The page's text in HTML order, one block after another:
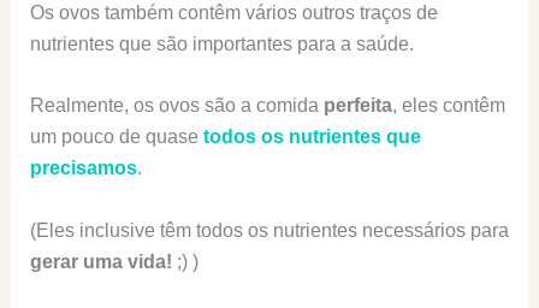
Os ovos também contêm vários outros traços de
nutrientes que são importantes para a saúde.
Realmente, os ovos são a comida perfeita, eles contêm
um pouco de quase todos os nutrientes que
precisamos.
(Eles inclusive têm todos os nutrientes necessários para
gerar uma vida! ;) )